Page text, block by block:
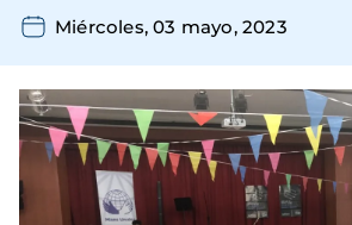
Miércoles, 03 mayo, 2023